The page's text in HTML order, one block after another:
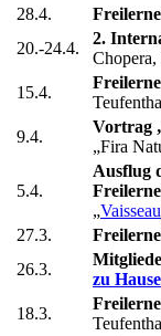
28.4.
20.-24.4.
2.
Chopera,
15.4.
9.4.
Vortrag
„Fira
5.4.
Ausflug
„Vaisseau
27.3.
26.3.
zu Hause
18.3.